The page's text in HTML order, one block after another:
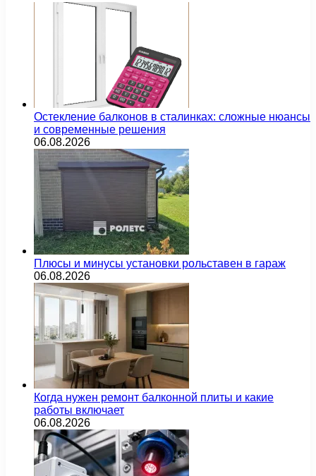
Остекление балконов в сталинках: сложные нюансы
и современные решения
06.08.2026
Плюсы и минусы установки рольставен в гараж
06.08.2026
Когда нужен ремонт балконной плиты и какие
работы включает
06.08.2026